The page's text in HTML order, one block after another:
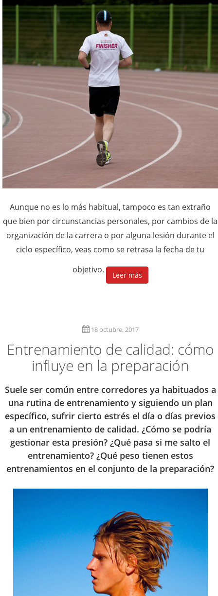
Aunque no es lo más habitual, tampoco es tan extraño
que bien por circunstancias personales, por cambios de la
organización de la carrera o por alguna lesión durante el
ciclo específico, veas como se retrasa la fecha de tu
objetivo.
Leer más
18 octubre, 2017
Entrenamiento de calidad: cómo
influye en la preparación
Suele ser común entre corredores ya habituados a
una rutina de entrenamiento y siguiendo un plan
específico, sufrir cierto estrés el día o días previos
a un entrenamiento de calidad. ¿Cómo se podría
gestionar esta presión? ¿Qué pasa si me salto el
entrenamiento? ¿Qué peso tienen estos
entrenamientos en el conjunto de la preparación?